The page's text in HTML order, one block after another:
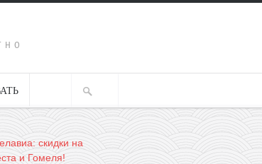
скидки на
и Гомеля!